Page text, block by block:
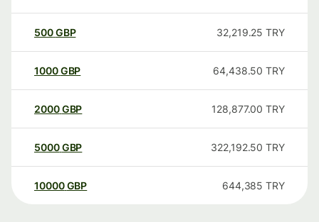
500GBP 32,219.25 TRY
1000GBP 64,438.50 TRY
2000GBP 128,877.00 TRY
5000GBP 322,192.50 TRY
10000 GBP 644,385 TRY